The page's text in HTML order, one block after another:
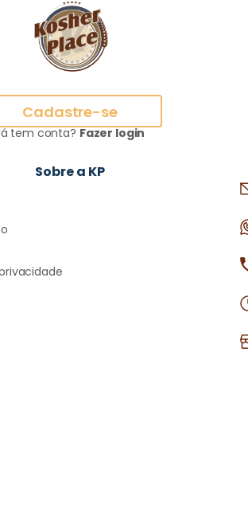
Cadastre-se
tem conta?Fazer login
Sobre a KP